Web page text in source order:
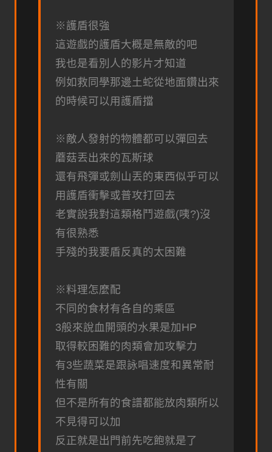
※護盾很強
這遊戲的護盾大概是無敵的吧
我也是看別人的影片才知道
例如救同學那邊土蛇從地面鑽出來
的時候可以用護盾擋
※敵人發射的物體都可以彈回去
蘑菇丟出來的瓦斯球
還有飛彈或劍山丟的東西似乎可以
用護盾衝擊或普攻打回去
老實說我對這類格鬥遊戲(咦?)沒
有很熟悉
手殘的我要盾反真的太困難
※料理怎麼配
不同的食材有各自的乘區
3般來說血開頭的水果是加HP
取得較困難的肉類會加攻擊力
有3些蔬菜是跟詠唱速度和異常耐
性有關
但不是所有的食譜都能放肉類所以
不見得可以加
反正就是出門前先吃飽就是了